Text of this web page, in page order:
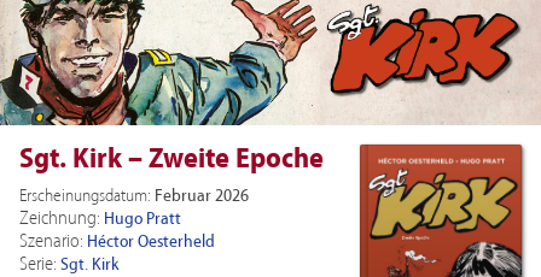
Sgt. Kirk – Zweite Epoche
Erscheinungsdatum: Februar 2026
Zeichnung: Hugo Pratt
Szenario: Héctor Oesterheld
Serie: Sgt. Kirk